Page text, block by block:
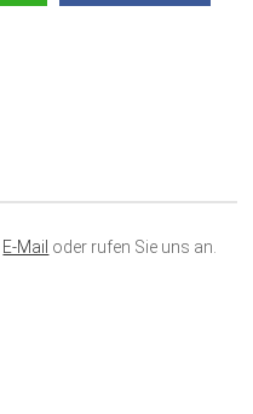
E-Mail oder rufen Sie uns an.